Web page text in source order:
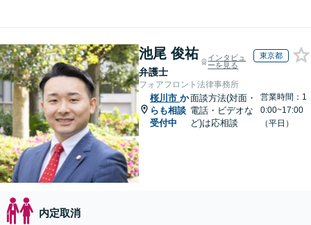
池尾 俊祐
弁護士
インタビュ
ーを見る
東京都
フォアフロント法律事務所
桜川市 か
らも相談
受付中
面談方法(対面・
電話・ビデオな
ど)は応相談
営業時間：1
0:00~17:00
（平日）
内定取消